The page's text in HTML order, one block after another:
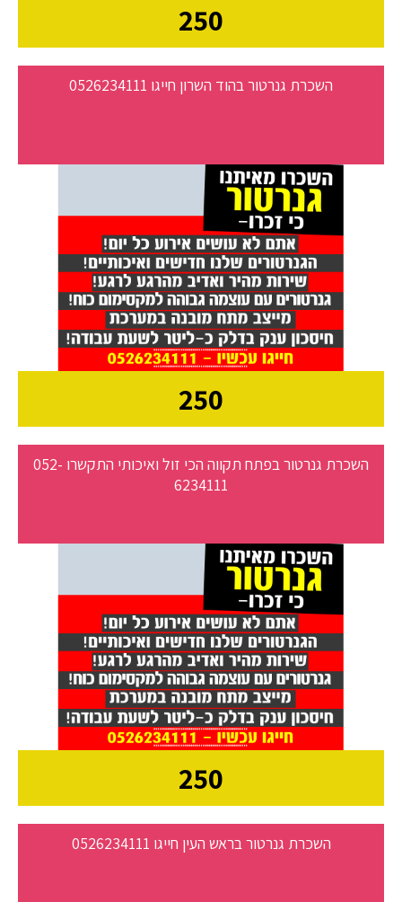
250
השכרת גנרטור בהוד השרון חייגו 0526234111
250
השכרת גנרטור בפתח תקווה הכי זול ואיכותי התקשרו 052-
6234111
250
השכרת גנרטור בראש העין חייגו 0526234111